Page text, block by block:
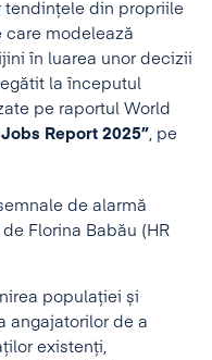
tendințele din propriile
care modelează
în luarea unor decizii
la începutul
pe raportul World
Report 2025”, pe
de alarmă
Florina Babău (HR
populației și
angajatorilor de a
existenți,